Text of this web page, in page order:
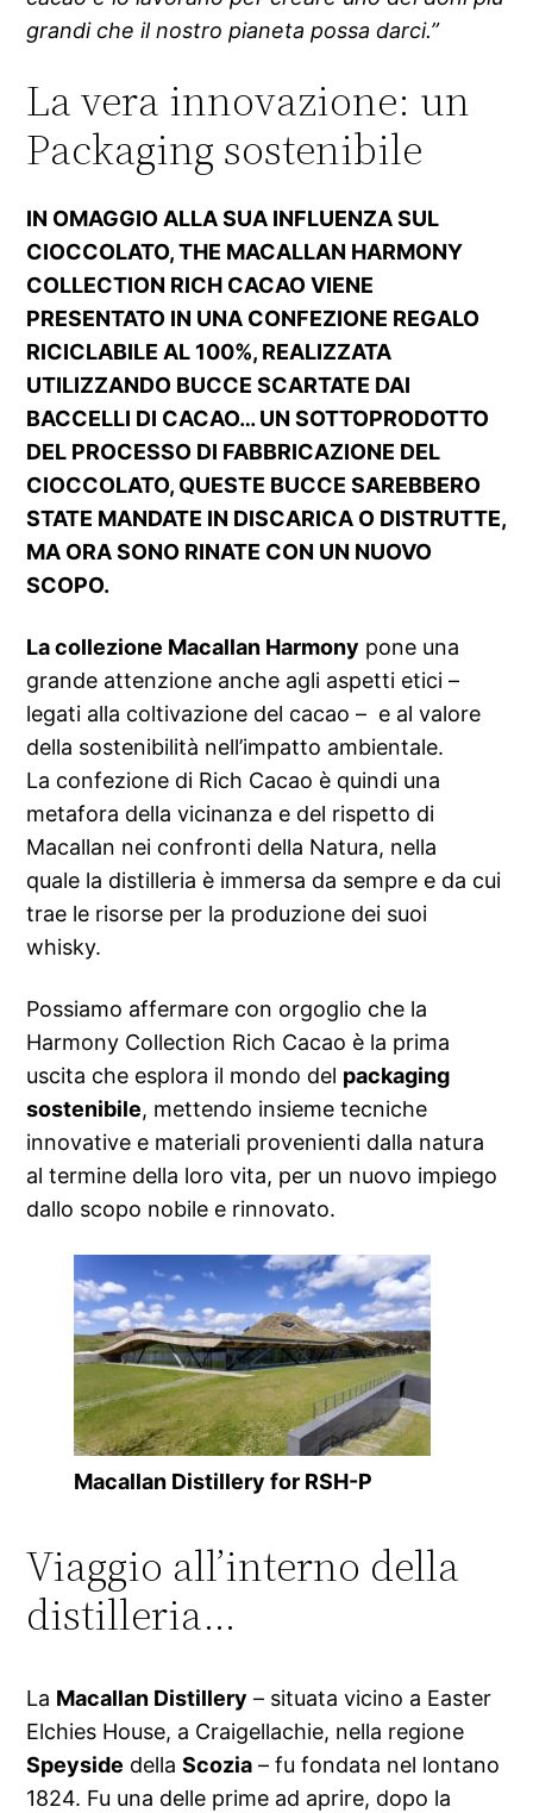
grandi che il nostro pianeta possa darci.”
La vera innovazione: un
Packaging sostenibile
IN OMAGGIO ALLA SUA INFLUENZA SUL
CIOCCOLATO, THE MACALLAN HARMONY
COLLECTION RICH CACAO VIENE
PRESENTATO IN UNA CONFEZIONE REGALO
RICICLABILE AL 100%, REALIZZATA
UTILIZZANDO BUCCE SCARTATE DAI
BACCELLI DI CACAO… UN SOTTOPRODOTTO
DEL PROCESSO DI FABBRICAZIONE DEL
CIOCCOLATO, QUESTE BUCCE SAREBBERO
STATE MANDATE IN DISCARICA O DISTRUTTE,
MA ORA SONO RINATE CON UN NUOVO
SCOPO.
La collezione Macallan Harmony pone una
grande attenzione anche agli aspetti etici –
legati alla coltivazione del cacao – e al valore
della sostenibilità nell’impatto ambientale.
La confezione di Rich Cacao è quindi una
metafora della vicinanza e del rispetto di
Macallan nei confronti della Natura, nella
quale la distilleria è immersa da sempre e da cui
trae le risorse per la produzione dei suoi
whisky.
Possiamo affermare con orgoglio che la
Harmony Collection Rich Cacao è la prima
uscita che esplora il mondo del packaging
sostenibile, mettendo insieme tecniche
innovative e materiali provenienti dalla natura
al termine della loro vita, per un nuovo impiego
dallo scopo nobile e rinnovato.
Macallan Distillery for RSH-P
Viaggio all’interno della
distilleria…
La Macallan Distillery – situata vicino a Easter
Elchies House, a Craigellachie, nella regione
Speyside dellaScozia – fu fondata nel lontano
1824. Fu una delle prime ad aprire, dopo la